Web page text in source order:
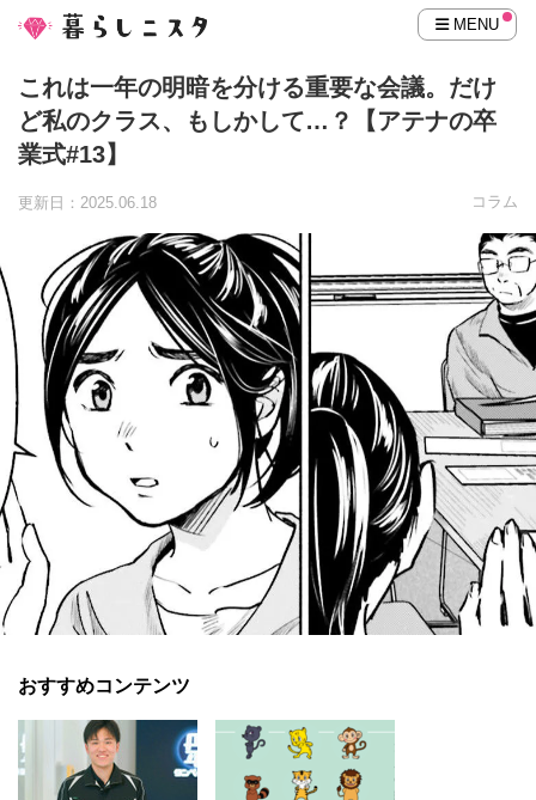
MENU
これは一年の明暗を分ける重要な会議。だけ
ど私のクラス、もしかして…？【アテナの卒
業式#13】
更新日：2025.06.18 コラム
おすすめコンテンツ